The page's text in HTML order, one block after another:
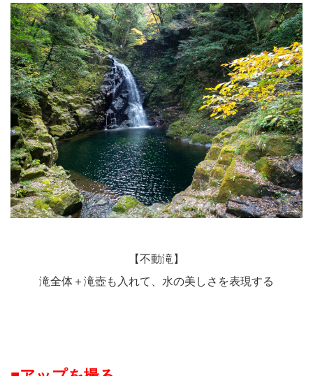
【不動滝】
滝全体＋滝壺も入れて、水の美しさを表現する